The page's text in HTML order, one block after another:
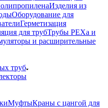
Изделия из
Оборудование для
Герметизация
для трубТрубы PEXa и
и расширительные
труб
МуфтыКраны с цангой для